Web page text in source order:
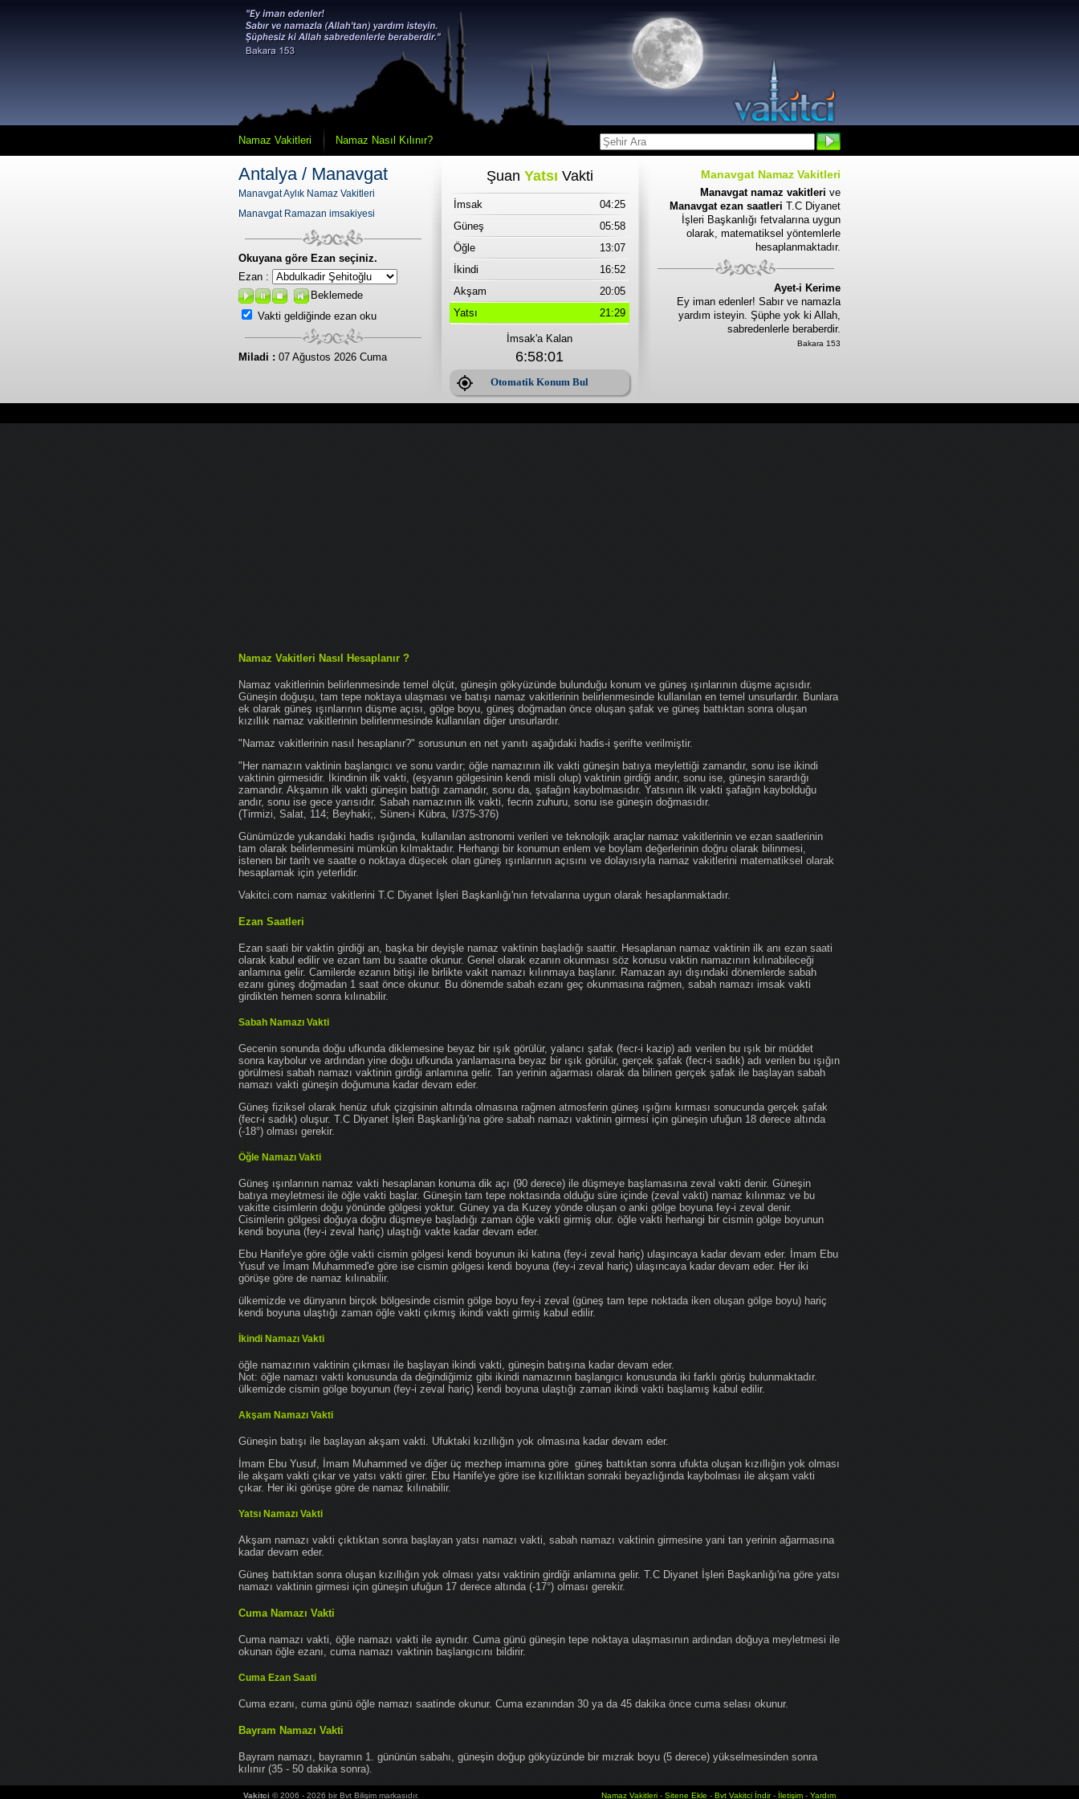
Namaz Vakitleri Namaz Nasıl Kılınır?
Antalya / Manavgat
Manavgat Aylık Namaz Vakitleri
Manavgat Ramazan imsakiyesi
Okuyana göre Ezan seçiniz.
Ezan :
Beklemede
Vakti geldiğinde ezan oku
Miladi : 07 Ağustos 2026 Cuma
Şuan Yatsı Vakti
İmsak
04:25
Güneş
05:58
Öğle
13:07
İkindi
16:52
Akşam
20:05
Yatsı
21:29
İmsak'a Kalan
6:58:01
Otomatik Konum Bul
Manavgat Namaz Vakitleri
Manavgat namaz vakitleri ve
Manavgat ezan saatleri T.C Diyanet
İşleri Başkanlığı fetvalarına uygun
olarak, matematiksel yöntemlerle
hesaplanmaktadır.
Ayet-i Kerime
Ey iman edenler! Sabır ve namazla
yardım isteyin. Şüphe yok ki Allah,
sabredenlerle beraberdir.
Bakara 153
Namaz Vakitleri Nasıl Hesaplanır ?
Namaz vakitlerinin belirlenmesinde temel ölçüt, güneşin gökyüzünde bulunduğu konum ve güneş ışınlarının düşme açısıdır.
Güneşin doğuşu, tam tepe noktaya ulaşması ve batışı namaz vakitlerinin belirlenmesinde kullanılan en temel unsurlardır. Bunlara
ek olarak güneş ışınlarının düşme açısı, gölge boyu, güneş doğmadan önce oluşan şafak ve güneş battıktan sonra oluşan
kızıllık namaz vakitlerinin belirlenmesinde kullanılan diğer unsurlardır.
"Namaz vakitlerinin nasıl hesaplanır?" sorusunun en net yanıtı aşağıdaki hadis-i şerifte verilmiştir.
"Her namazın vaktinin başlangıcı ve sonu vardır; öğle namazının ilk vakti güneşin batıya meylettiği zamandır, sonu ise ikindi
vaktinin girmesidir. İkindinin ilk vakti, (eşyanın gölgesinin kendi misli olup) vaktinin girdiği andır, sonu ise, güneşin sarardığı
zamandır. Akşamın ilk vakti güneşin battığı zamandır, sonu da, şafağın kaybolmasıdır. Yatsının ilk vakti şafağın kaybolduğu
andır, sonu ise gece yarısıdır. Sabah namazının ilk vakti, fecrin zuhuru, sonu ise güneşin doğmasıdır.
(Tirmizi, Salat, 114; Beyhaki;, Sünen-i Kübra, I/375-376)
Günümüzde yukarıdaki hadis ışığında, kullanılan astronomi verileri ve teknolojik araçlar namaz vakitlerinin ve ezan saatlerinin
tam olarak belirlenmesini mümkün kılmaktadır. Herhangi bir konumun enlem ve boylam değerlerinin doğru olarak bilinmesi,
istenen bir tarih ve saatte o noktaya düşecek olan güneş ışınlarının açısını ve dolayısıyla namaz vakitlerini matematiksel olarak
hesaplamak için yeterlidir.
Vakitci.com namaz vakitlerini T.C Diyanet İşleri Başkanlığı'nın fetvalarına uygun olarak hesaplanmaktadır.
Ezan Saatleri
Ezan saati bir vaktin girdiği an, başka bir deyişle namaz vaktinin başladığı saattir. Hesaplanan namaz vaktinin ilk anı ezan saati
olarak kabul edilir ve ezan tam bu saatte okunur. Genel olarak ezanın okunması söz konusu vaktin namazının kılınabileceği
anlamına gelir. Camilerde ezanın bitişi ile birlikte vakit namazı kılınmaya başlanır. Ramazan ayı dışındaki dönemlerde sabah
ezanı güneş doğmadan 1 saat önce okunur. Bu dönemde sabah ezanı geç okunmasına rağmen, sabah namazı imsak vakti
girdikten hemen sonra kılınabilir.
Sabah Namazı Vakti
Gecenin sonunda doğu ufkunda diklemesine beyaz bir ışık görülür, yalancı şafak (fecr-i kazip) adı verilen bu ışık bir müddet
sonra kaybolur ve ardından yine doğu ufkunda yanlamasına beyaz bir ışık görülür, gerçek şafak (fecr-i sadık) adı verilen bu ışığın
görülmesi sabah namazı vaktinin girdiği anlamına gelir. Tan yerinin ağarması olarak da bilinen gerçek şafak ile başlayan sabah
namazı vakti güneşin doğumuna kadar devam eder.
Güneş fiziksel olarak henüz ufuk çizgisinin altında olmasına rağmen atmosferin güneş ışığını kırması sonucunda gerçek şafak
(fecr-i sadık) oluşur. T.C Diyanet İşleri Başkanlığı'na göre sabah namazı vaktinin girmesi için güneşin ufuğun 18 derece altında
(-18°) olması gerekir.
Öğle Namazı Vakti
Güneş ışınlarının namaz vakti hesaplanan konuma dik açı (90 derece) ile düşmeye başlamasına zeval vakti denir. Güneşin
batıya meyletmesi ile öğle vakti başlar. Güneşin tam tepe noktasında olduğu süre içinde (zeval vakti) namaz kılınmaz ve bu
vakitte cisimlerin doğu yönünde gölgesi yoktur. Güney ya da Kuzey yönde oluşan o anki gölge boyuna fey-i zeval denir.
Cisimlerin gölgesi doğuya doğru düşmeye başladığı zaman öğle vakti girmiş olur. öğle vakti herhangi bir cismin gölge boyunun
kendi boyuna (fey-i zeval hariç) ulaştığı vakte kadar devam eder.
Ebu Hanife'ye göre öğle vakti cismin gölgesi kendi boyunun iki katına (fey-i zeval hariç) ulaşıncaya kadar devam eder. İmam Ebu
Yusuf ve İmam Muhammed'e göre ise cismin gölgesi kendi boyuna (fey-i zeval hariç) ulaşıncaya kadar devam eder. Her iki
görüşe göre de namaz kılınabilir.
ülkemizde ve dünyanın birçok bölgesinde cismin gölge boyu fey-i zeval (güneş tam tepe noktada iken oluşan gölge boyu) hariç
kendi boyuna ulaştığı zaman öğle vakti çıkmış ikindi vakti girmiş kabul edilir.
İkindi Namazı Vakti
öğle namazının vaktinin çıkması ile başlayan ikindi vakti, güneşin batışına kadar devam eder.
Not: öğle namazı vakti konusunda da değindiğimiz gibi ikindi namazının başlangıcı konusunda iki farklı görüş bulunmaktadır.
ülkemizde cismin gölge boyunun (fey-i zeval hariç) kendi boyuna ulaştığı zaman ikindi vakti başlamış kabul edilir.
Akşam Namazı Vakti
Güneşin batışı ile başlayan akşam vakti. Ufuktaki kızıllığın yok olmasına kadar devam eder.
İmam Ebu Yusuf, İmam Muhammed ve diğer üç mezhep imamına göre güneş battıktan sonra ufukta oluşan kızıllığın yok olması
ile akşam vakti çıkar ve yatsı vakti girer. Ebu Hanife'ye göre ise kızıllıktan sonraki beyazlığında kaybolması ile akşam vakti
çıkar. Her iki görüşe göre de namaz kılınabilir.
Yatsı Namazı Vakti
Akşam namazı vakti çıktıktan sonra başlayan yatsı namazı vakti, sabah namazı vaktinin girmesine yani tan yerinin ağarmasına
kadar devam eder.
Güneş battıktan sonra oluşan kızıllığın yok olması yatsı vaktinin girdiği anlamına gelir. T.C Diyanet İşleri Başkanlığı'na göre yatsı
namazı vaktinin girmesi için güneşin ufuğun 17 derece altında (-17°) olması gerekir.
Cuma Namazı Vakti
Cuma namazı vakti, öğle namazı vakti ile aynıdır. Cuma günü güneşin tepe noktaya ulaşmasının ardından doğuya meyletmesi ile
okunan öğle ezanı, cuma namazı vaktinin başlangıcını bildirir.
Cuma Ezan Saati
Cuma ezanı, cuma günü öğle namazı saatinde okunur. Cuma ezanından 30 ya da 45 dakika önce cuma selası okunur.
Bayram Namazı Vakti
Bayram namazı, bayramın 1. gününün sabahı, güneşin doğup gökyüzünde bir mızrak boyu (5 derece) yükselmesinden sonra
kılınır (35 - 50 dakika sonra).
Vakitci © 2006 - 2026 bir Bvt Bilişim markasıdır. Namaz Vakitleri - Sitene Ekle - Bvt Vakitci İndir- İletişim - Yardım